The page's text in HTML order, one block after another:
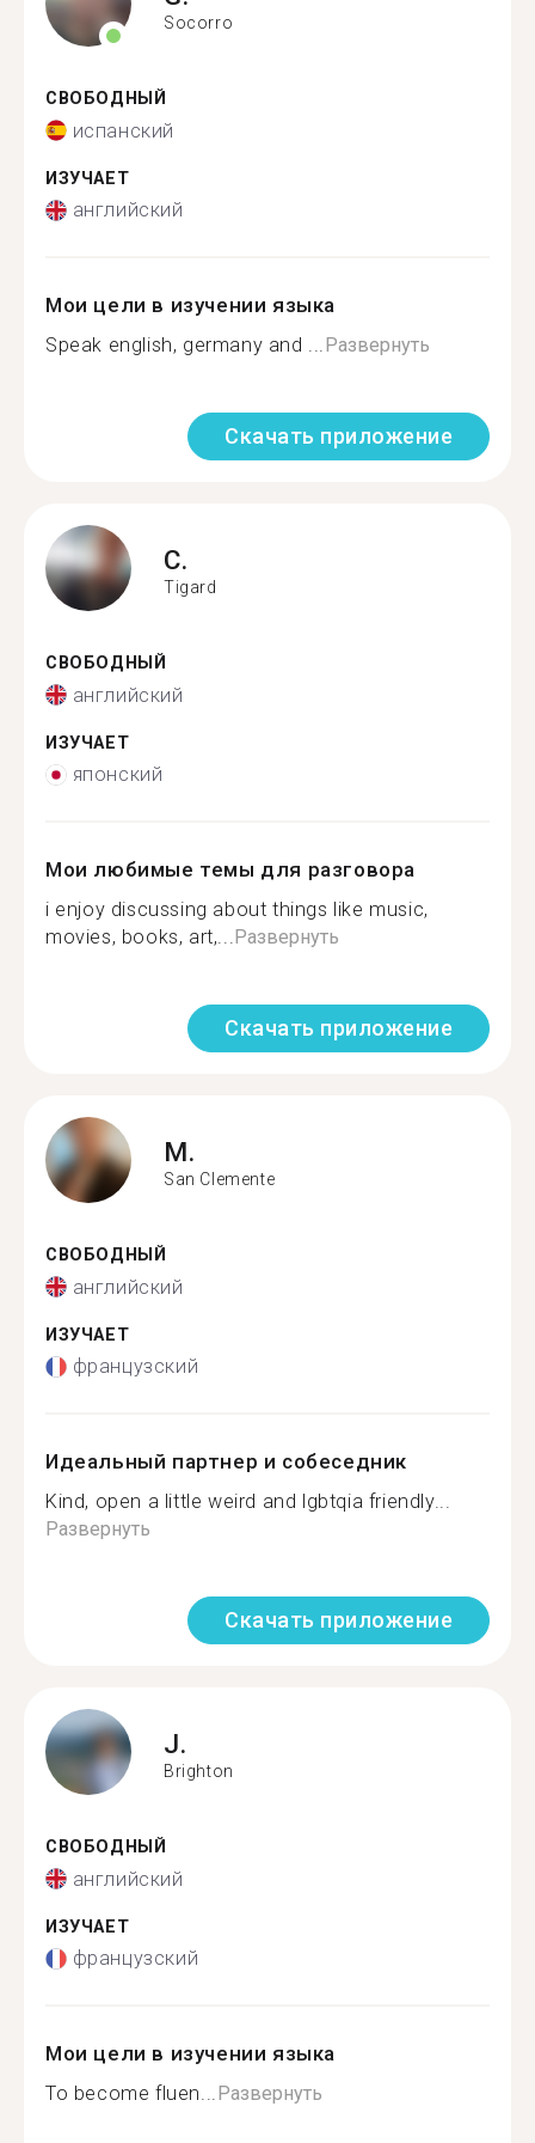
Socorro
СВОБОДНЫЙ
испанский
ИЗУЧАЕТ
английский
Мои цели в изучении языка
Speak english, germany and ...Развернуть
Скачать приложение
C.
Tigard
СВОБОДНЫЙ
английский
ИЗУЧАЕТ
японский
Мои любимые темы для разговора
i enjoy discussing about things like music,
movies, books, art,...Развернуть
Скачать приложение
M.
San Clemente
СВОБОДНЫЙ
английский
ИЗУЧАЕТ
французский
Идеальный партнер и собеседник
Kind, open a little weird and lgbtqia friendly...
Развернуть
Скачать приложение
J.
Brighton
СВОБОДНЫЙ
английский
ИЗУЧАЕТ
французский
Мои цели в изучении языка
To become fluen...Развернуть